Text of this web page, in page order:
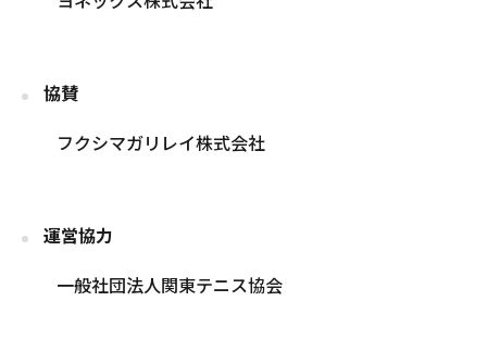
協賛
フクシマガリレイ株式会社
運営協力
一般社団法人関東テニス協会